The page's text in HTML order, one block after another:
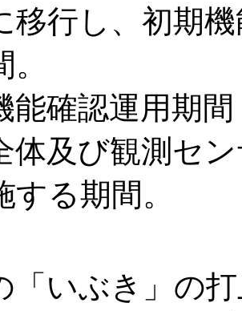
移行し、初期
能確認運用期
体及び観測セ
する期間。
いぶき」の